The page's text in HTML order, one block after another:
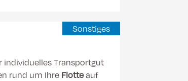
Sonstiges
individuelles Transportgut
rund um Ihre Flotteauf